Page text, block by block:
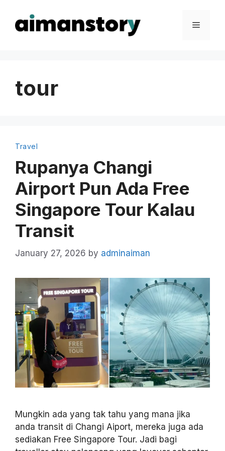
content
Menu
tour
Travel
Rupanya Changi
Airport Pun Ada Free
Singapore Tour Kalau
Transit
January 27, 2026 by adminaiman
Mungkin ada yang tak tahu yang mana jika
anda transit di Changi Aiport, mereka juga ada
sediakan Free Singapore Tour. Jadi bagi